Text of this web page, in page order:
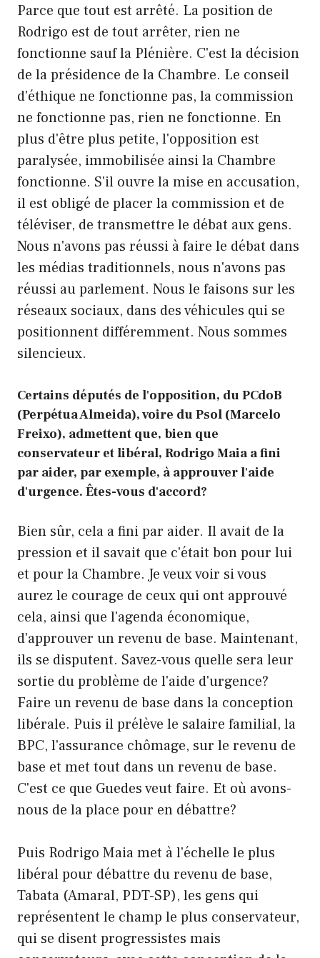
Parce que tout est arrêté. La position de
Rodrigo est de tout arrêter, rien ne
fonctionne sauf la Plénière. C'est la décision
de la présidence de la Chambre. Le conseil
d'éthique ne fonctionne pas, la commission
ne fonctionne pas, rien ne fonctionne. En
plus d'être plus petite, l'opposition est
paralysée, immobilisée ainsi la Chambre
fonctionne. S'il ouvre la mise en accusation,
il est obligé de placer la commission et de
téléviser, de transmettre le débat aux gens.
Nous n'avons pas réussi à faire le débat dans
les médias traditionnels, nous n'avons pas
réussi au parlement. Nous le faisons sur les
réseaux sociaux, dans des véhicules qui se
positionnent différemment. Nous sommes
silencieux.
Certains députés de l'opposition, du PCdoB
(Perpétua Almeida), voire du Psol (Marcelo
Freixo), admettent que, bien que
conservateur et libéral, Rodrigo Maia a fini
par aider, par exemple, à approuver l'aide
d'urgence. Êtes-vous d'accord?
Bien sûr, cela a fini par aider. Il avait de la
pression et il savait que c'était bon pour lui
et pour la Chambre. Je veux voir si vous
aurez le courage de ceux qui ont approuvé
cela, ainsi que l'agenda économique,
d'approuver un revenu de base. Maintenant,
ils se disputent. Savez-vous quelle sera leur
sortie du problème de l'aide d'urgence?
Faire un revenu de base dans la conception
libérale. Puis il prélève le salaire familial, la
BPC, l'assurance chômage, sur le revenu de
base et met tout dans un revenu de base.
C'est ce que Guedes veut faire. Et où avons-
nous de la place pour en débattre?
Puis Rodrigo Maia met à l'échelle le plus
libéral pour débattre du revenu de base,
Tabata (Amaral, PDT-SP), les gens qui
représentent le champ le plus conservateur,
qui se disent progressistes mais